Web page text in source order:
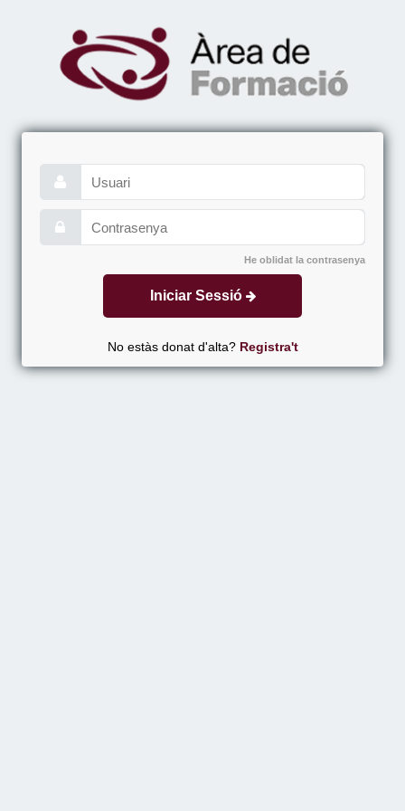
He oblidat la contrasenya
Iniciar Sessió
No estàs donat d'alta? Registra't